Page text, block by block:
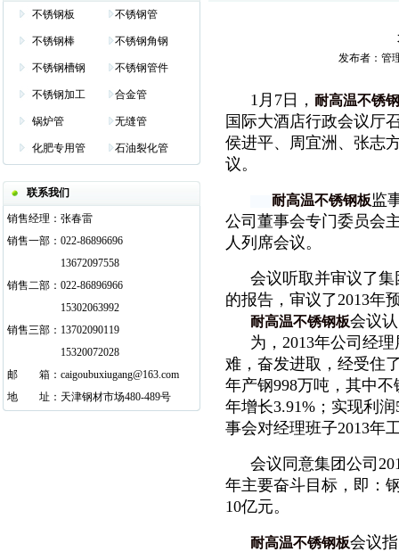
不锈钢板 不锈钢管
不锈钢棒 不锈钢角钢
不锈钢槽钢 不锈钢管件
不锈钢加工 合金管
锅炉管 无缝管
化肥专用管 石油裂化管
联系我们
销售经理： 张春雷
销售一部： 022-86896696
13672097558
销售二部： 022-86896966
15302063992
销售三部： 13702090119
15320072028
邮
箱： caigoubuxiugang@163.com
地
址： 天津钢材市场480-489号
发布者：管
1月7日， 耐高温不锈
国际大酒店行政会议厅
侯进平、周宜洲、张志
议。
耐高温不锈钢板监
公司董事会专门委员会
人列席会议。
会议听取并审议了
的报告，审议了2013年
耐高温不锈钢板会议认
为，2013年公司经
难，奋发进取，经受住
年产钢998万吨，其中
年增长3.91%；实现利
事会对经理班子2013年
会议同意集团公司
年主要奋斗目标，即：
10亿元。
耐高温不锈钢板会议